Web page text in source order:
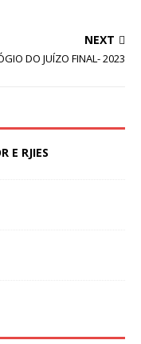
NEXT
DO JUÍZO FINAL- 2023
E RJIES